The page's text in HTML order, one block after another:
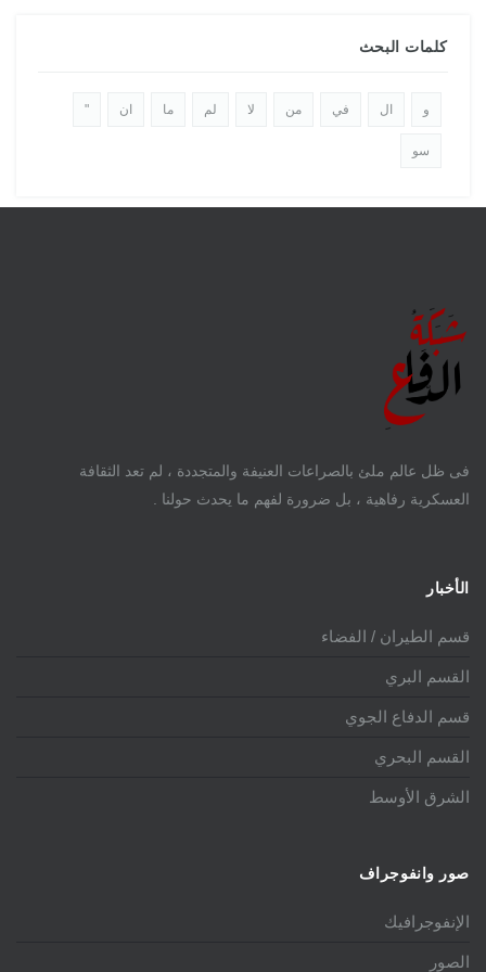
كلمات البحث
و ال في من لا لم ما ان "
سو
فى ظل عالم ملئ بالصراعات العنيفة والمتجددة ، لم تعد الثقافة
العسكرية رفاهية ، بل ضرورة لفهم ما يحدث حولنا .
الأخبار
قسم الطيران / الفضاء
القسم البري
قسم الدفاع الجوي
القسم البحري
الشرق الأوسط
صور وانفوجراف
الإنفوجرافيك
الصور